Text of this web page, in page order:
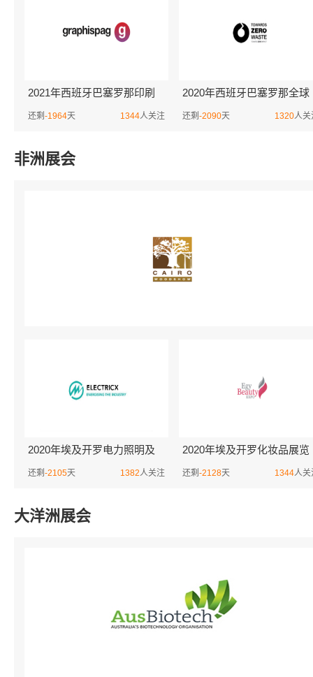
2021年西班牙巴塞罗那印刷
展览会graphispag
还剩 -1964天 1344人关注
2020年西班牙巴塞罗那全球
智慧城市大会SCEWC
还剩 -2090天 1320人关
非洲展会
2020年埃及开罗电力照明及
新能源展览会Electricx
还剩 -2105天 1382人关注
2020年埃及开罗化妆品展览
会Egybeauty Expo
还剩 -2128天 1344人关
大洋洲展会